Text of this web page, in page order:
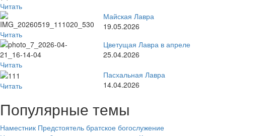
Читать
Читать
Майская Лавра
19.05.2026
Читать
Цветущая Лавра в апреле
25.04.2026
Читать
Пасхальная Лавра
14.04.2026
Популярные темы
Наместник Предстоятель братское богослужение